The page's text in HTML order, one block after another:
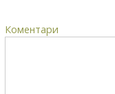
Коментари